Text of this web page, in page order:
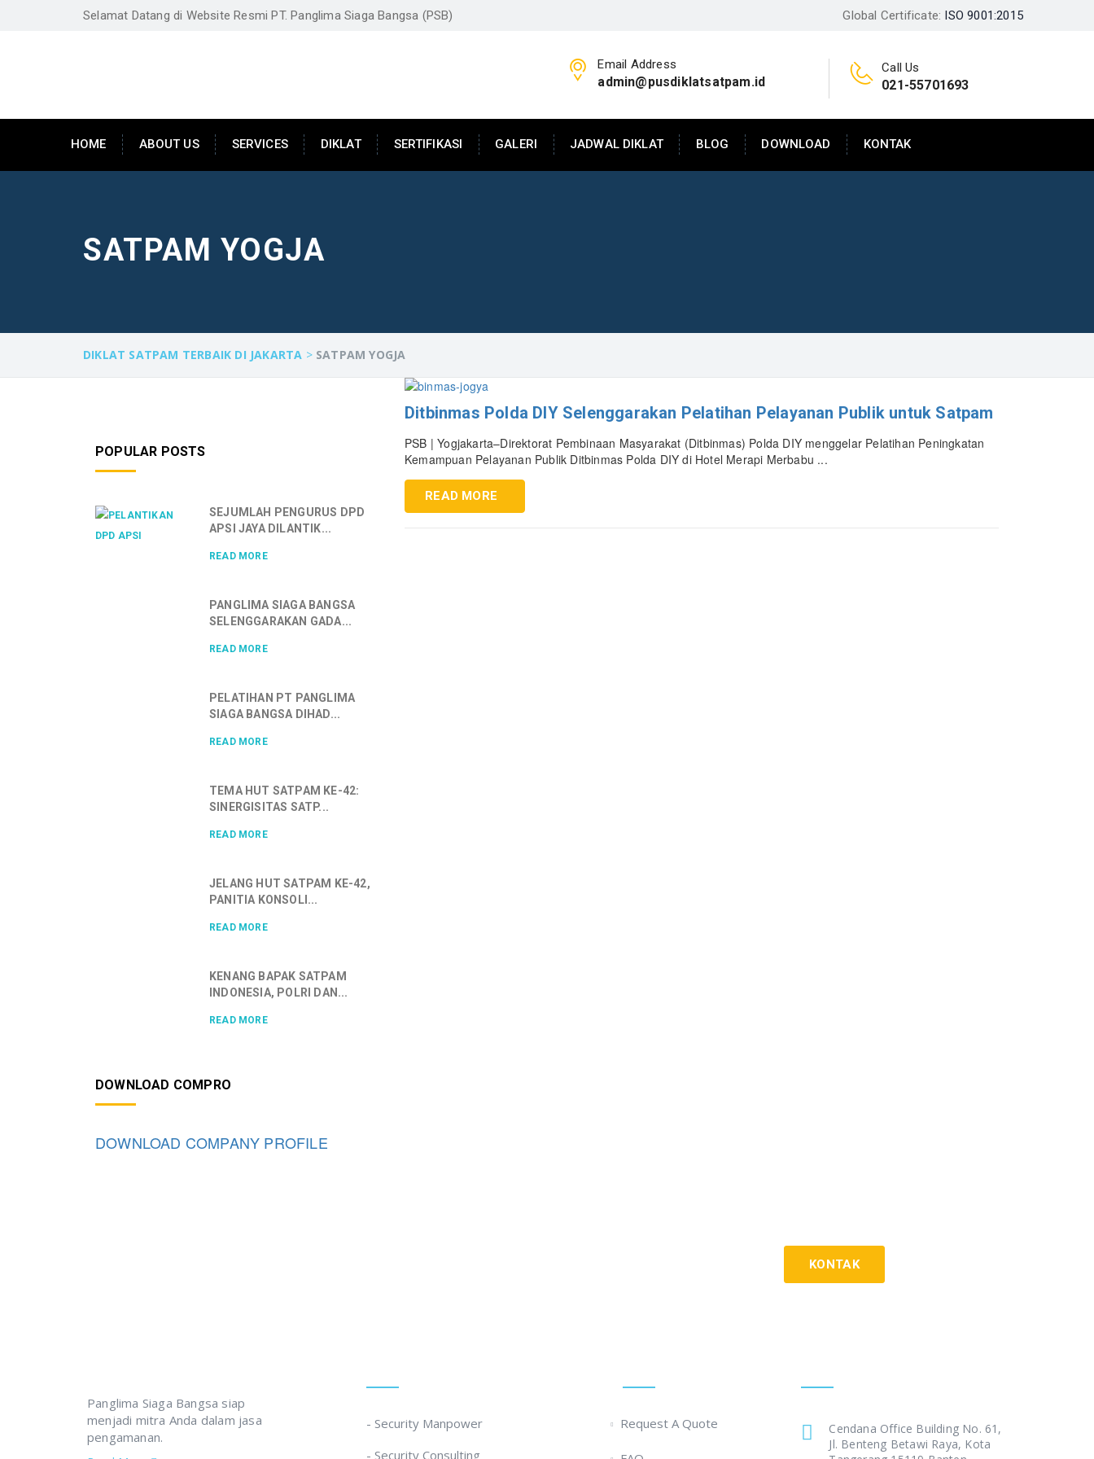
Selamat Datang di Website Resmi PT. Panglima Siaga Bangsa (PSB) Global Certificate: ISO 9001:2015
Email Address
admin@pusdiklatsatpam.id
Call Us
021-55701693
HOME ABOUT US SERVICES DIKLAT SERTIFIKASI GALERI JADWAL DIKLAT BLOG DOWNLOAD KONTAK
SATPAM YOGJA
DIKLAT SATPAM TERBAIK DI JAKARTA > SATPAM YOGJA
Ditbinmas Polda DIY Selenggarakan Pelatihan Pelayanan Publik untuk Satpam
PSB | Yogjakarta–Direktorat Pembinaan Masyarakat (Ditbinmas) Polda DIY menggelar Pelatihan Peningkatan
Kemampuan Pelayanan Publik Ditbinmas Polda DIY di Hotel Merapi Merbabu ...
READ MORE
POPULAR POSTS
SEJUMLAH PENGURUS DPD
APSI JAYA DILANTIK...
READ MORE
PANGLIMA SIAGA BANGSA
SELENGGARAKAN GADA...
READ MORE
PELATIHAN PT PANGLIMA
SIAGA BANGSA DIHAD...
READ MORE
TEMA HUT SATPAM KE-42:
SINERGISITAS SATP...
READ MORE
JELANG HUT SATPAM KE-42,
PANITIA KONSOLI...
READ MORE
KENANG BAPAK SATPAM
INDONESIA, POLRI DAN...
READ MORE
DOWNLOAD COMPRO
DOWNLOAD COMPANY PROFILE
KONTAK
Panglima Siaga Bangsa siap
menjadi mitra Anda dalam jasa
pengamanan.
- Security Manpower
- Security Consulting
Request A Quote
Cendana Office Building No. 61,
Jl. Benteng Betawi Raya, Kota